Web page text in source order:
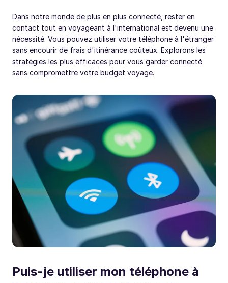
Dans notre monde de plus en plus connecté, rester en
contact tout en voyageant à l'international est devenu une
nécessité. Vous pouvez utiliser votre téléphone à l'étranger
sans encourir de frais d'itinérance coûteux. Explorons les
stratégies les plus efficaces pour vous garder connecté
sans compromettre votre budget voyage.
Puis-je utiliser mon téléphone à